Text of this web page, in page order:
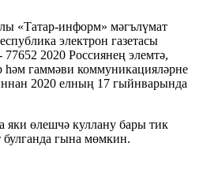
информ» мәгълүмат
электрон газетасы
2020 Россиянең элемтә,
һәм гаммәви коммуникацияләрне
2020 елның 17 гыйнварында
өлешчә куллану бары тик
булганда гына мөмкин.